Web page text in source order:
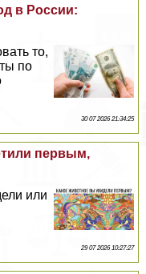
в России:
то,
по
30 07 2026 21:34:25
первым,
или
29 07 2026 10:27:27